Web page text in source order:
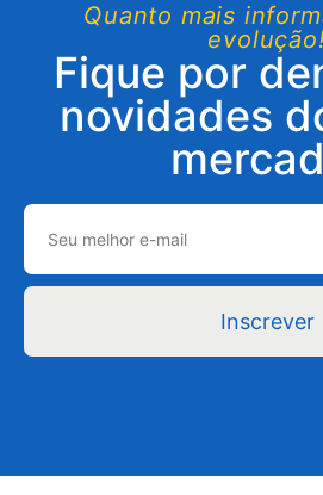
Quanto mais
Fique por
novidades
Inscrever